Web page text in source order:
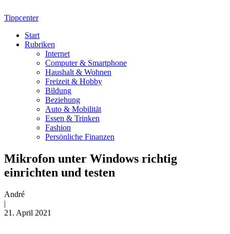
Tippcenter
Start
Rubriken
Internet
Computer & Smartphone
Haushalt & Wohnen
Freizeit & Hobby
Bildung
Beziehung
Auto & Mobilität
Essen & Trinken
Fashion
Persönliche Finanzen
Mikrofon unter Windows richtig
einrichten und testen
André
|
21. April 2021